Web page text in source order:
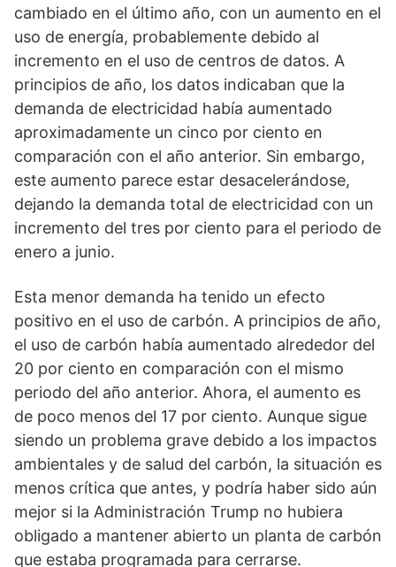
cambiado en el último año, con un aumento en el
uso de energía, probablemente debido al
incremento en el uso de centros de datos. A
principios de año, los datos indicaban que la
demanda de electricidad había aumentado
aproximadamente un cinco por ciento en
comparación con el año anterior. Sin embargo,
este aumento parece estar desacelerándose,
dejando la demanda total de electricidad con un
incremento del tres por ciento para el periodo de
enero a junio.
Esta menor demanda ha tenido un efecto
positivo en el uso de carbón. A principios de año,
el uso de carbón había aumentado alrededor del
20 por ciento en comparación con el mismo
periodo del año anterior. Ahora, el aumento es
de poco menos del 17 por ciento. Aunque sigue
siendo un problema grave debido a los impactos
ambientales y de salud del carbón, la situación es
menos crítica que antes, y podría haber sido aún
mejor si la Administración Trump no hubiera
obligado a mantener abierto un planta de carbón
que estaba programada para cerrarse.